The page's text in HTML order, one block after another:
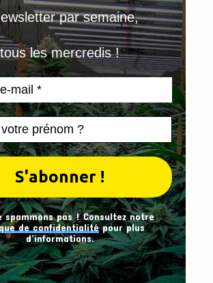
par semaine,
tous les mercredis !
spammons pas ! Consultez notre
de confidentialitépour plus
d’informations.